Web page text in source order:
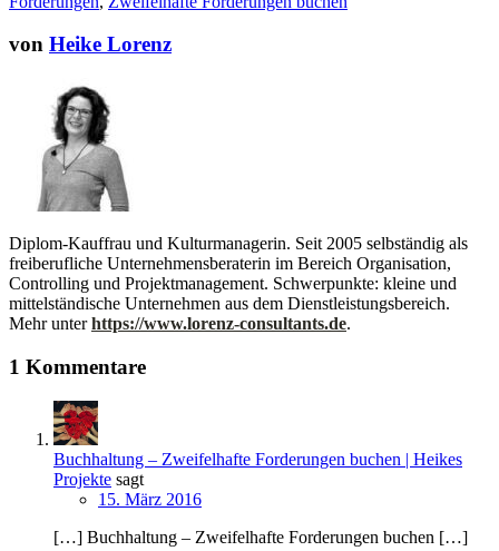
von Heike Lorenz
Diplom-Kauffrau und Kulturmanagerin. Seit 2005 selbständig als
freiberufliche Unternehmensberaterin im Bereich Organisation,
Controlling und Projektmanagement. Schwerpunkte: kleine und
mittelständische Unternehmen aus dem Dienstleistungsbereich.
Mehr unterhttps://www.lorenz-consultants.de.
1 Kommentare
Buchhaltung – Zweifelhafte Forderungen buchen | Heikes
Projekte sagt
15. März 2016
[…] Buchhaltung – Zweifelhafte Forderungen buchen […]